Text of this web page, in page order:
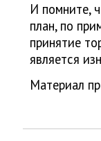
И помните,
план, по
принятие
является
Материал